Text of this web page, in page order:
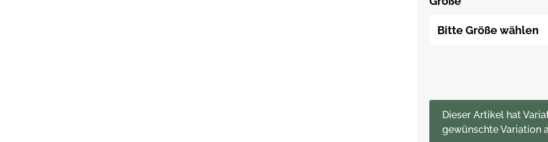
Bitte Größe wählen
xDieser Artikel hat
gewünschte Variation